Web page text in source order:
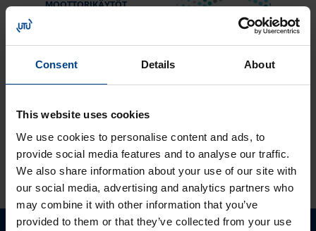
Consent Details About
This website uses cookies
We use cookies to personalise content and ads, to
provide social media features and to analyse our traffic.
We also share information about your use of our site with
our social media, advertising and analytics partners who
may combine it with other information that you’ve
provided to them or that they’ve collected from your use
MOOTTORIKÄYTÖT
tuotteet jo lähes
30 vuotta
KATSO LISÄÄ ARTIKKELEITA